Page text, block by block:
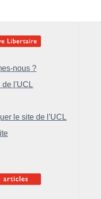
nous ?
de l'UCL
le site de l'UCL